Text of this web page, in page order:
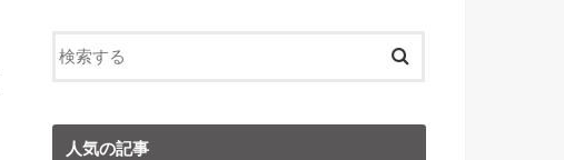
人気の記事